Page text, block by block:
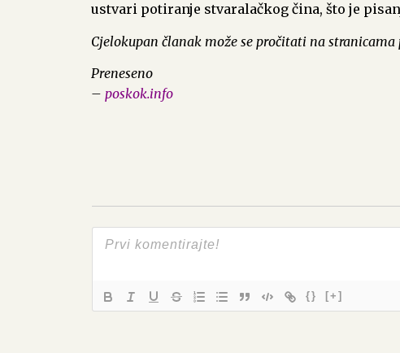
ustvari potiranje stvaralačkog čina, što je
Cjelokupan članak može se pročitati na
Preneseno
– poskok.info
{} [+]